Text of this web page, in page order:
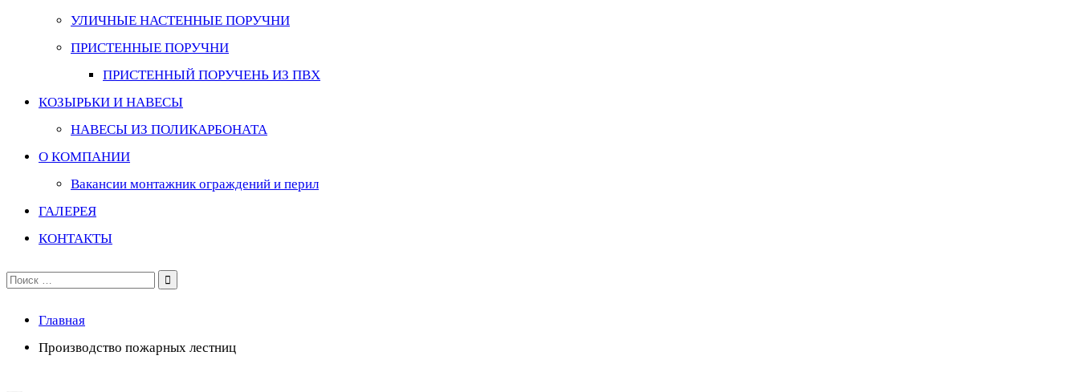
УЛИЧНЫЕ НАСТЕННЫЕ ПОРУЧНИ
ПРИСТЕННЫЕ ПОРУЧНИ
ПРИСТЕННЫЙ ПОРУЧЕНЬ ИЗ ПВХ
КОЗЫРЬКИ И НАВЕСЫ
НАВЕСЫ ИЗ ПОЛИКАРБОНАТА
О КОМПАНИИ
Вакансии монтажник ограждений и перил
ГАЛЕРЕЯ
КОНТАКТЫ
Поиск
Главная
Производство пожарных лестниц